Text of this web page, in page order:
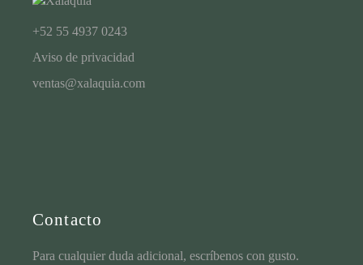
+52 55 4937 0243
Aviso de privacidad
ventas@xalaquia.com
Contacto
Para cualquier duda adicional, escríbenos con gusto.